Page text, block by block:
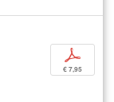
p
€ 7,95